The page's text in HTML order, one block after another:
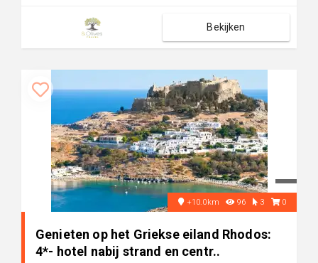
Bekijken
+10.0km 96 3 0
Genieten op het Griekse eiland Rhodos:
4*- hotel nabij strand en centr..